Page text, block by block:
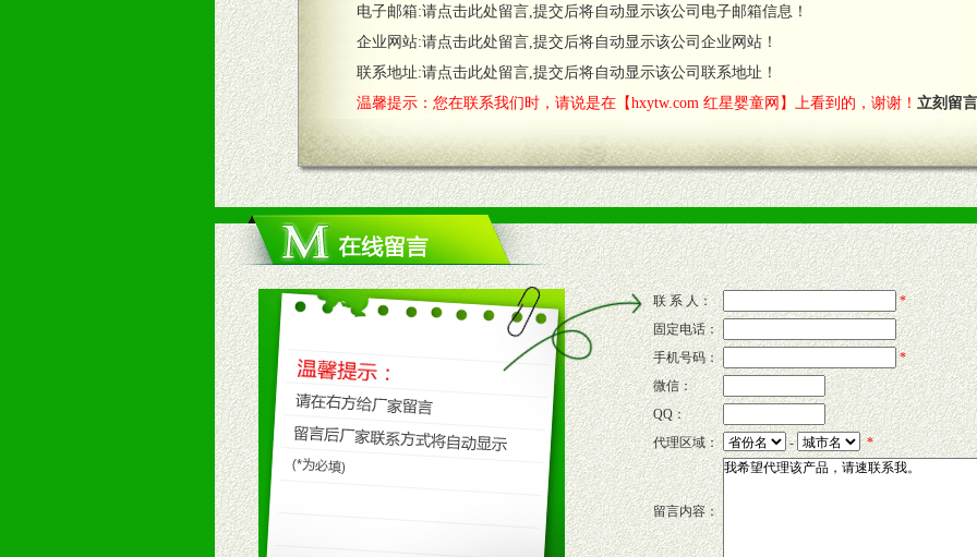
1、完善的信息服务咨询中心：本着对代理商负责的态度，我们将及时回复您的疑问。
2、售后服务：突发性产品问题或消费者意见反馈，我们予以及时受理记录并合理妥善解决。
3、我们时刻整理各区销售情况，帮您诊断、分析市场，及时收编销售效果显着的案例，与您共商启动市场。
七、招商代理（全国各地）
1、认同我们的经营理念。
2、具备较好商业信誉和资金实力。
3、具备区域内良好的终端网点和销售渠道。
4、具备一定业务团队能力覆盖区域的流通渠道，孕婴童渠道，医药渠道并为之提供配送服务。
5、具备较强的市场操作意识，投入意识和配合意识。
八、品牌产品
1、不断提升品牌的知名度，美誉度。
2、不断开创新产品不断满足消费者的新需求及适应市场变化。
九、加盟优势
1、广告企划支持：产品手册、POP宣传画、三折页及宣传礼品全面配赠，免费提供软硬性平面广告、电台广
场武器。
2、市场保护支持：供优质产品，全套合法经营手续，采取统一底价供货、严格保证区域市场独占，杜绝串货
3、对代理商、经销商提供公司资执证明复印件，财务以帐单，税务发票，产品质量报告检测单，产品批号；
4、营销技术支持：因地制宜，采取方案，专家顾问团提供专柜、社区、HS、名人营销等各种模式市场实战操
电子邮箱:请点击此处留言,提交后将自动显示该公司电子邮箱信息！
企业网站:请点击此处留言,提交后将自动显示该公司企业网站！
联系地址:请点击此处留言,提交后将自动显示该公司联系地址！
温馨提示：您在联系我们时，请说是在【hxytw.com 红星婴童网】上看到的，谢谢！ 立刻留言
联 系 人：
*
固定电话：
手机号码：
*
微信：
QQ：
代理区域：
- *
留言内容：